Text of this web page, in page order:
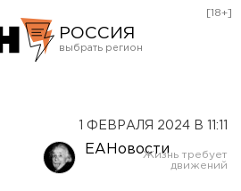
РОССИЯ
Оренбург
[18+]
1 ФЕВРАЛЯ 2024 В 11:11
ЕАНовости